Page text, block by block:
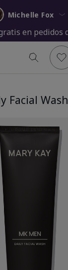
Michelle Fox
en pedidos
Facial Wash